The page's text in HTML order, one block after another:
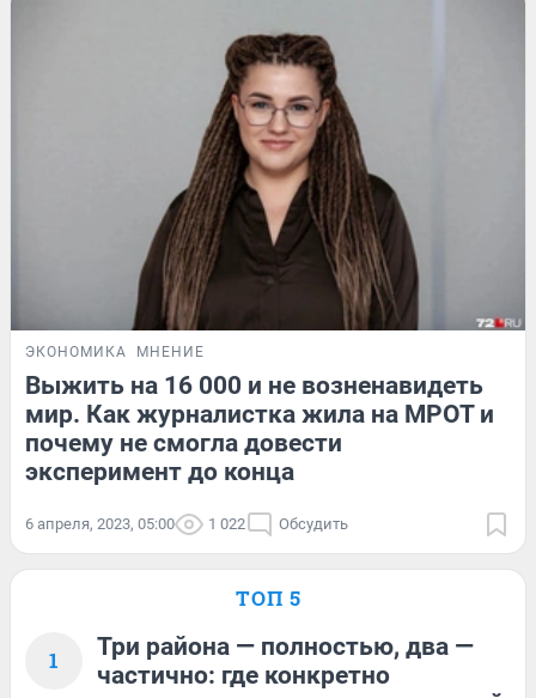
ЭКОНОМИКА МНЕНИЕ
Выжить на 16 000 и не возненавидеть
мир. Как журналистка жила на МРОТ и
почему не смогла довести
эксперимент до конца
6 апреля, 2023, 05:00 1 022 Обсудить
ТОП 5
1
Три района — полностью, два —
частично: где конкретно